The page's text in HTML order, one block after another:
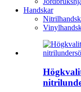
Handskar